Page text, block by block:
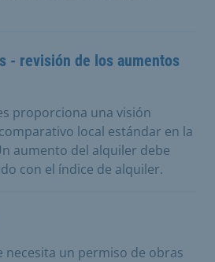
- revisión de los aumentos
proporciona una visión
local estándar en la
aumento del alquiler debe
con el índice de alquiler.
necesita un permiso de obras